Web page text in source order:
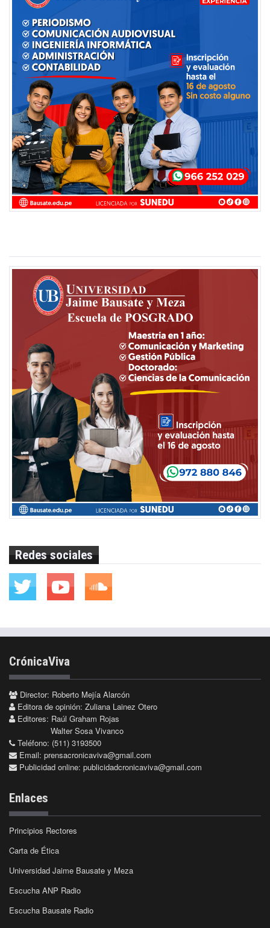
Redes sociales
CrónicaViva
Director: Roberto Mejía Alarcón
Editora de opinión: Zuliana Lainez Otero
Editores: Raúl Graham Rojas
Walter Sosa Vivanco
Teléfono: (511) 3193500
Email: prensacronicaviva@gmail.com
Publicidad online: publicidadcronicaviva@gmail.com
Enlaces
Principios Rectores
Carta de Ética
Universidad Jaime Bausate y Meza
Escucha ANP Radio
Escucha Bausate Radio